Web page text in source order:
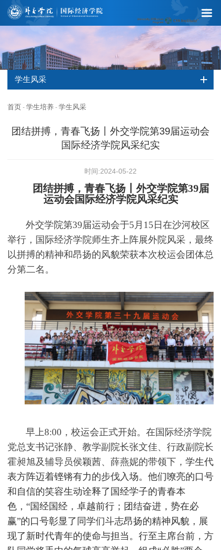
学生风采
首页 - 学生培养 - 学生风采
团结拼搏，青春飞扬丨外交学院第39届运动会
国际经济学院风采纪实
时间:2024-05-22
团结拼搏，青春飞扬丨外交学院第39届
运动会国际经济学院风采纪实
外交学院第39届运动会于5月15日在沙河校区
举行，国际经济学院师生齐上阵展外院风采，最终
以拼搏的精神和昂扬的风貌荣获本次校运会团体总
分第二名。
早上8:00，校运会正式开始。在国际经济学院
党总支书记张静、教学副院长张文佳、行政副院长
霍昶旭及辅导员侯颖茜、薛燕妮的带领下， 学生代
表方阵迈着铿锵有力的步伐入场。他们嘹亮的口号
和自信的笑容生动诠释了国经学子的青春本
色， “国经国经，卓越前行；团结奋进，势在必
赢”的口号彰显了同学们斗志昂扬的精神风貌，展
现了新时代青年的使命与担当。行至主席台前，方